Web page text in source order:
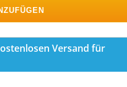
Versand für